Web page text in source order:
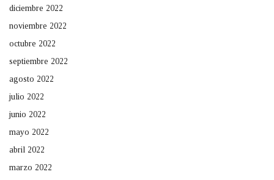
diciembre 2022
noviembre 2022
octubre 2022
septiembre 2022
agosto 2022
julio 2022
junio 2022
mayo 2022
abril 2022
marzo 2022